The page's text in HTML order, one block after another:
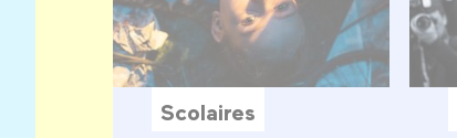
Scolaires